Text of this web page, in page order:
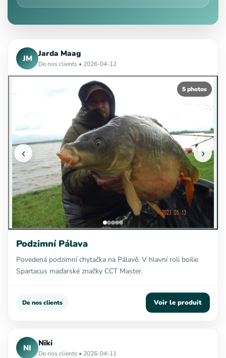
JM Jarda Maag
De nos clients • 2026-04-12
5 photos
‹ ›
Podzimní Pálava
Povedená podzimní chytačka na Pálavě. V hlavní roli boilie
Spartacus maďarské značky CCT Master.
De nos clients Voir le produit
NI Niki
De nos clients • 2026-04-11